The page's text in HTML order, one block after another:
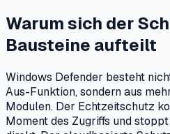
Warum sich der
Bausteine aufteilt
Windows Defender besteht
Aus-Funktion, sondern aus
Modulen. Der Echtzeitschutz
Moment des Zugriffs und